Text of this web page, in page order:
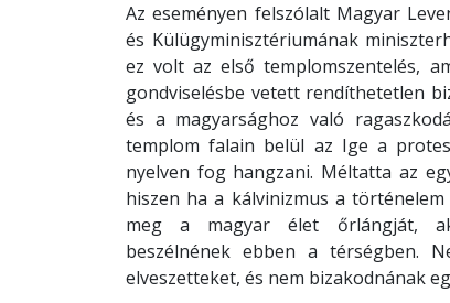
Az eseményen felszólalt Magyar
és Külügyminisztériumának
ez volt az első templomszentelés,
gondviselésbe vetett rendíthetetlen
és a magyarsághoz való
templom falain belül az Ige a
nyelven fog hangzani. Méltatta az
hiszen ha a kálvinizmus a
meg a magyar élet őrlángját,
beszélnének ebben a térségben.
elveszetteket, és nem bizakodnának